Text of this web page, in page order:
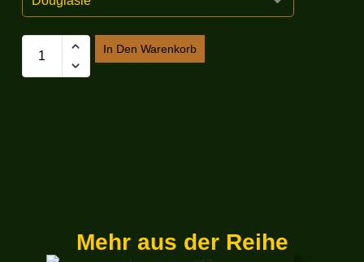
In Den Warenkorb
Mehr aus der Reihe